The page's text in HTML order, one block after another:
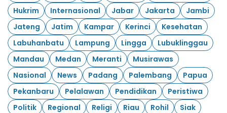
Hukrim
Internasional Jabar Jakarta
Jambi
Jateng
Jatim Kampar Kerinci
Kesehatan
Labuhanbatu
Lampung Lingga
Lubuklinggau
Mandau
Medan Meranti
Musirawas
Nasional
News Padang Palembang
Papua
Pekanbaru
Pelalawan Pendidikan
Peristiwa
Politik
Regional Religi Riau Rohil
Siak